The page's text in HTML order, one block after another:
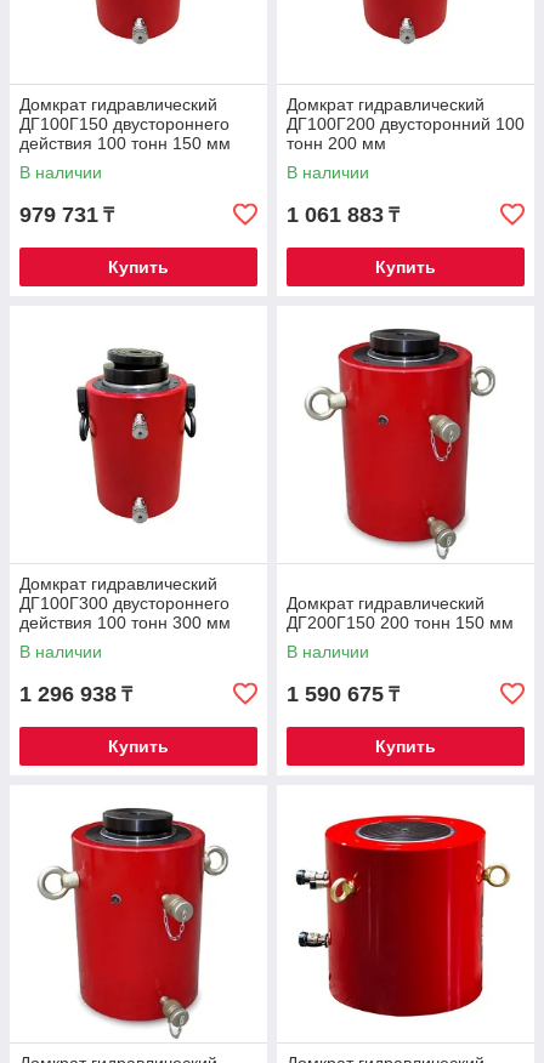
Домкрат гидравлический
ДГ100Г150 двустороннего
действия 100 тонн 150 мм
В наличии
979 731 ₸
Купить
Домкрат гидравлический
ДГ100Г200 двусторонний 100
тонн 200 мм
В наличии
1 061 883 ₸
Купить
Домкрат гидравлический
ДГ100Г300 двустороннего
действия 100 тонн 300 мм
В наличии
1 296 938 ₸
Купить
Домкрат гидравлический
ДГ200Г150 200 тонн 150 мм
В наличии
1 590 675 ₸
Купить